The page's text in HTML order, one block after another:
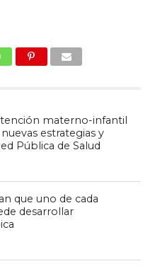
materno-infantil
estrategias y
Pública de Salud
que uno de cada
desarrollar